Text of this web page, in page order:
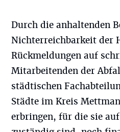
Durch die anhaltenden
Nichterreichbarkeit der
Rückmeldungen auf
Mitarbeitenden der
städtischen
Städte im Kreis
erbringen, für die sie auf